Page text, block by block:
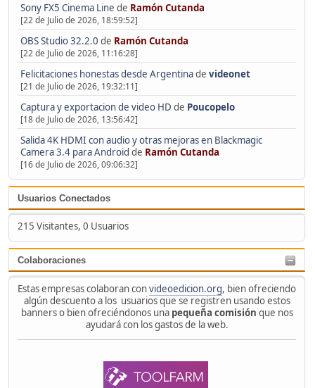
Sony FX5 Cinema Line de Ramón Cutanda
[22 de Julio de 2026, 18:59:52]
OBS Studio 32.2.0 de Ramón Cutanda
[22 de Julio de 2026, 11:16:28]
Felicitaciones honestas desde Argentinade videonet
[21 de Julio de 2026, 19:32:11]
Captura y exportacion de video HD de Poucopelo
[18 de Julio de 2026, 13:56:42]
Salida 4K HDMI con audio y otras mejoras en Blackmagic
Camera 3.4 para Android de Ramón Cutanda
[16 de Julio de 2026, 09:06:32]
Usuarios Conectados
215 Visitantes, 0 Usuarios
Colaboraciones
Estas empresas colaboran convideoedicion.org, bien ofreciendo
algún descuento a los usuarios que se registren usando estos
banners o bien ofreciéndonos una pequeña comisión que nos
ayudará con los gastos de la web.